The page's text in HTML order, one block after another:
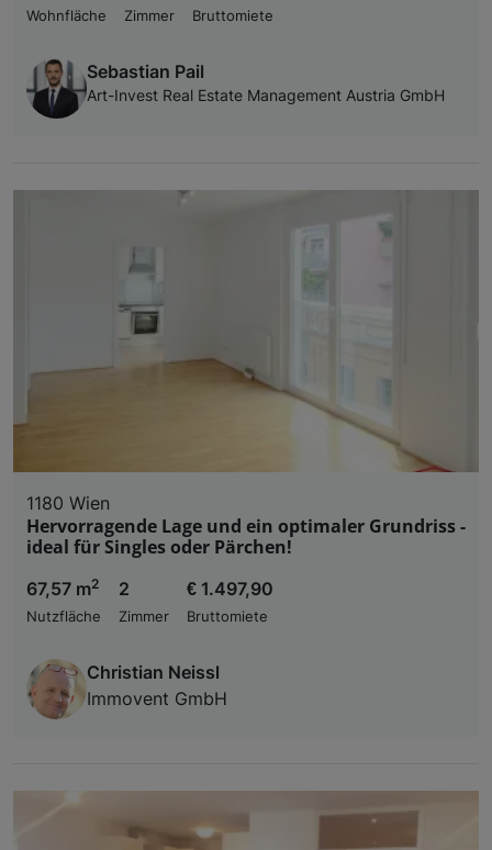
Wohnfläche
Zimmer Bruttomiete
Sebastian Pail
Art-Invest Real Estate Management Austria GmbH
1180 Wien
Hervorragende Lage und ein optimaler Grundriss -
ideal für Singles oder Pärchen!
67,57 m2
Nutzfläche
2
Zimmer
€ 1.497,90
Bruttomiete
Christian Neissl
Immovent GmbH